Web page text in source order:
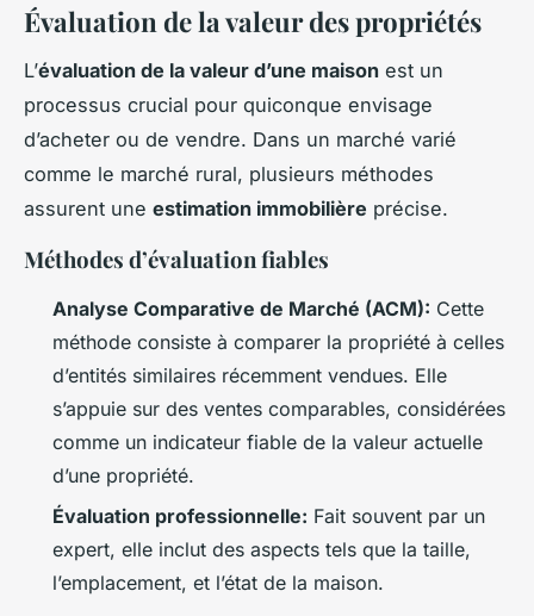
Évaluation de la valeur des propriétés
L’évaluation de la valeur d’une maison est un
processus crucial pour quiconque envisage
d’acheter ou de vendre. Dans un marché varié
comme le marché rural, plusieurs méthodes
assurent une estimation immobilière précise.
Méthodes d’évaluation fiables
Analyse Comparative de Marché (ACM): Cette
méthode consiste à comparer la propriété à celles
d’entités similaires récemment vendues. Elle
s’appuie sur des ventes comparables, considérées
comme un indicateur fiable de la valeur actuelle
d’une propriété.
Évaluation professionnelle: Fait souvent par un
expert, elle inclut des aspects tels que la taille,
l’emplacement, et l’état de la maison.